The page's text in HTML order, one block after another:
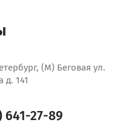
(М) Беговая ул.
д. 141
641-27-89